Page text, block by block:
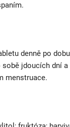
denně po
sobě jdoucích dní
menstruace.